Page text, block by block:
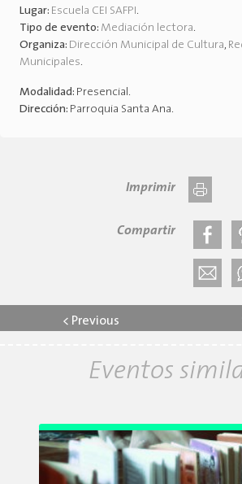
Lugar: Escuela CEI SAFPI.
Tipo de evento: Mediación lectora.
Organiza: Dirección Municipal de Cultura,
Municipales.
Modalidad: Presencial.
Dirección: Parroquia Santa Ana.
Imprimir
Compartir
< Previous
Eventos